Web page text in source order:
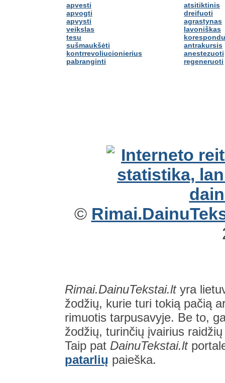
apvesti
apvogti
apvysti
veikslas
tesu
sušmaukšėti
kontrrevoliucionierius
pabranginti
atsitiktinis
dreifuoti
agrastynas
lavoniškas
antrakursis
anestezuoti
regeneruoti
©
Rimai.DainuTekstai.ltyra
žodžių, kurie turi tokią pačią
rimuotis tarpusavyje. Be to,
žodžių, turinčių įvairius
Taip pat DainuTekstai.lt
patarlių paieška.